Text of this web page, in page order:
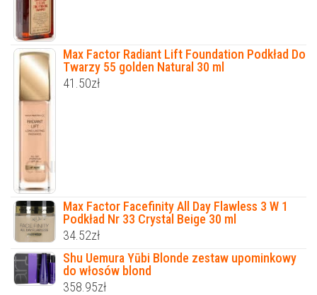
Max Factor Radiant Lift Foundation Podkład Do
Twarzy 55 golden Natural 30 ml
41.50zł
Max Factor Facefinity All Day Flawless 3 W 1
Podkład Nr 33 Crystal Beige 30 ml
34.52zł
Shu Uemura Yūbi Blonde zestaw upominkowy
do włosów blond
358.95zł